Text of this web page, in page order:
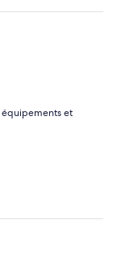
équipements et